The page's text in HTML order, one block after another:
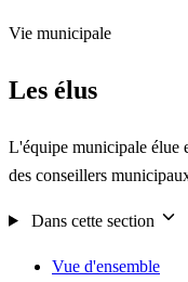
Vie municipale
Les élus
L'équipe municipale élue
des conseillers
Dans cette section
Vue d'ensemble